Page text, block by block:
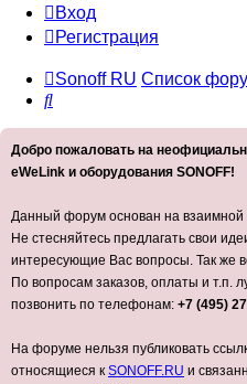
Вход
Регистрация
Sonoff RU Список
Поиск
Добро пожаловать на
eWeLink и оборудования SONOFF!
Данный форум основан на взаимной
Не стесняйтесь предлагать свои
интересующие Вас вопросы. Так же
По вопросам заказов, оплаты и т.п.
позвонить по телефонам: +7 (495)
На форуме нельзя публиковать
относящиеся к SONOFF.RU и